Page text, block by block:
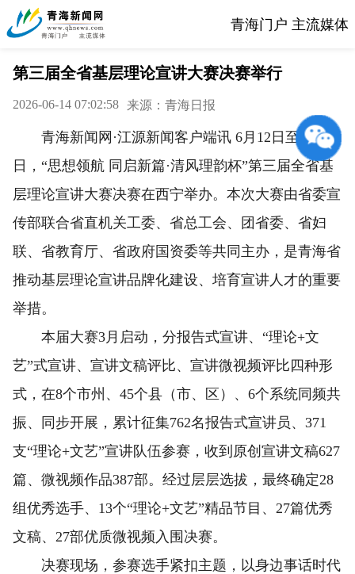
青海门户 主流媒体
第三届全省基层理论宣讲大赛决赛举行
2026-06-14 07:02:58 来源：青海日报
青海新闻网·江源新闻客户端讯 6月12日至13
日，“思想领航 同启新篇·清风理韵杯”第三届全省基
层理论宣讲大赛决赛在西宁举办。本次大赛由省委宣
传部联合省直机关工委、省总工会、团省委、省妇
联、省教育厅、省政府国资委等共同主办，是青海省
推动基层理论宣讲品牌化建设、培育宣讲人才的重要
举措。
本届大赛3月启动，分报告式宣讲、“理论+文
艺”式宣讲、宣讲文稿评比、宣讲微视频评比四种形
式，在8个市州、45个县（市、区）、6个系统同频共
振、同步开展，累计征集762名报告式宣讲员、371
支“理论+文艺”宣讲队伍参赛，收到原创宣讲文稿627
篇、微视频作品387部。经过层层选拔，最终确定28
组优秀选手、13个“理论+文艺”精品节目、27篇优秀
文稿、27部优质微视频入围决赛。
决赛现场，参赛选手紧扣主题，以身边事话时代